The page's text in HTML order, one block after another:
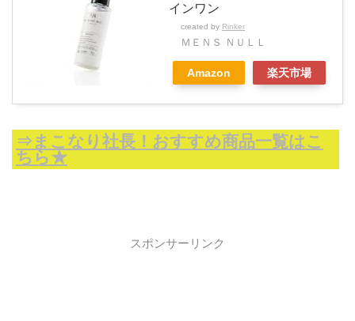
インワン
created by Rinker
ＭＥＮＳ ＮＵＬＬ
Amazon 楽天市場
⇒まこなり社長！おすすめ商品一覧はこ
ちら★
スポンサーリンク